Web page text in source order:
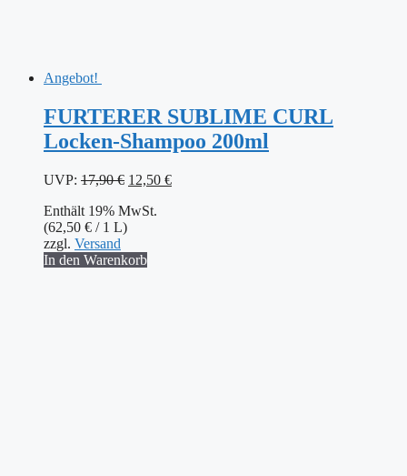
Angebot!
FURTERER SUBLIME CURL
Locken-Shampoo 200ml
UVP: 17,90€ Ursprünglicher
war:
12,50 €Aktueller
Enthält 19% MwSt.
(62,50 € / 1 L)
zzgl. Versand
In den Warenkorb